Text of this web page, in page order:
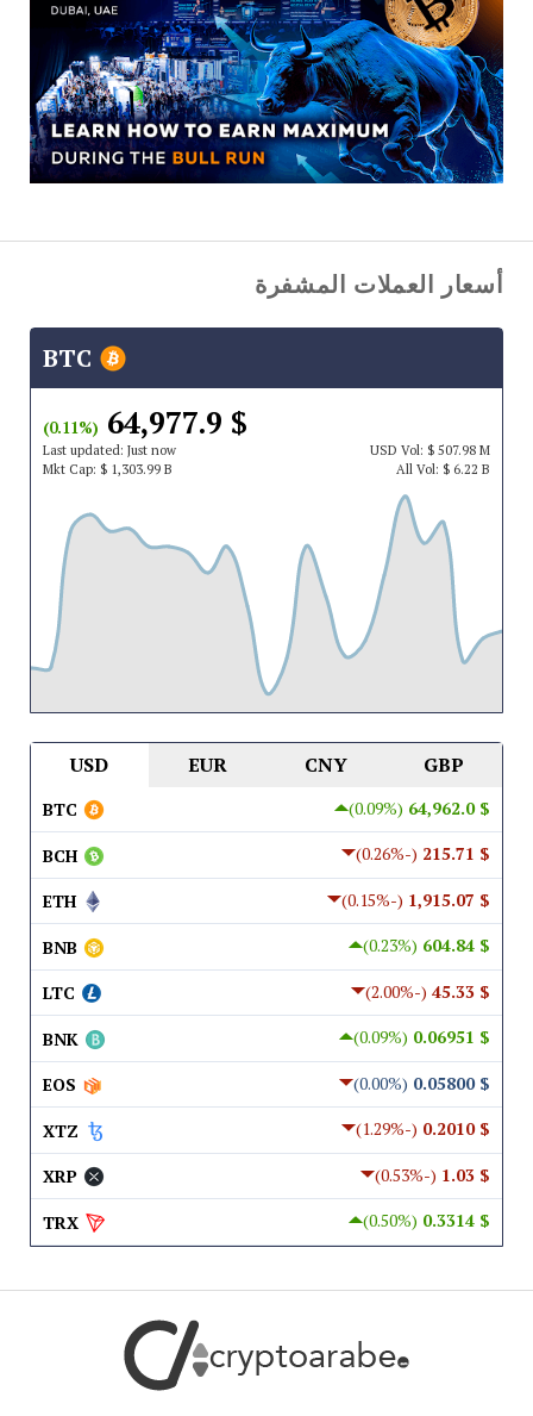
أسعار العملات المشفرة
$ 64,977.9
(0.11%)
Last updated: Just now USDVol: $ 507.98 M
Mkt Cap: $ 1,303.99 B All Vol: $ 6.22 B
USD EUR CNY GBP
$ 64,962.0
(0.09%)
BTC
$ 215.71
(-0.26%)
BCH
$ 1,915.07
(-0.15%)
ETH
$ 604.84
(0.23%)
BNB
$ 45.33
(-2.00%)
LTC
$ 0.06951
(0.09%)
BNK
$ 0.05800
(0.00%)
EOS
$ 0.2010
(-1.29%)
XTZ
$ 1.03
(-0.53%)
XRP
$ 0.3314
(0.50%)
TRX